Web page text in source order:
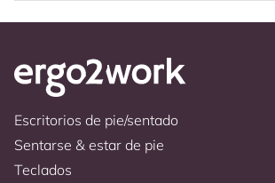
Escritorios de pie/sentado
Sentarse & estar de pie
Teclados